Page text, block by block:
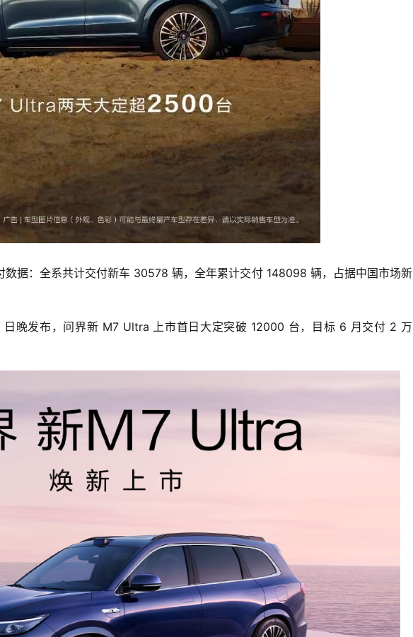
数据：全系共计交付新车 30578 辆，全年累计交付 148098 辆，占据中国市场新
晚发布，问界新 M7 Ultra 上市首日大定突破 12000 台，
目标 6 月交付 2 万